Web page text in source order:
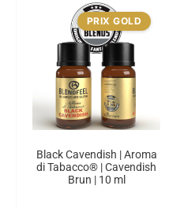
PRIX GOLD
Black Cavendish | Aroma
di Tabacco® | Cavendish
Brun | 10 ml